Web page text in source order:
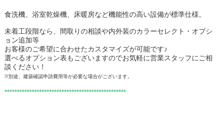
食洗機、浴室乾燥機、床暖房など機能性の高い設備が標準仕様。
未着工段階なら、間取りの相談や内外装のカラーセレクト・オプシ
ョン追加等
お客様のご希望に合わせたカスタマイズが可能です♪
選べるオプション表もございますのでお気軽に営業スタッフにご相
談ください！
※別途、建築確認申請費用等が必要な場合がございます。
*************************************************